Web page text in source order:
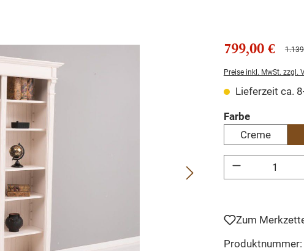
799,00 €
Preise inkl. MwSt. zzgl.
Lieferzeit ca.
Farbeauswählen
Creme
Produkt Anzahl: Gib
Zum
Produktnummer: